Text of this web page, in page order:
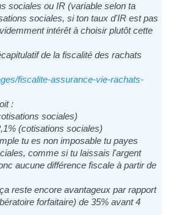
sociales ou IR (variable selon ta
sociales, si ton taux d'IR est pas
intérêt à choisir plutôt cette
de la fiscalité des rachats
fiscalite-assurance-vie-rachats-
:
sociales)
(cotisations sociales)
tu es non imposable tu payes
comme si tu laissais l'argent
aucune différence fiscale à partir de
reste encore avantageux par rapport
forfaitaire) de 35% avant 4